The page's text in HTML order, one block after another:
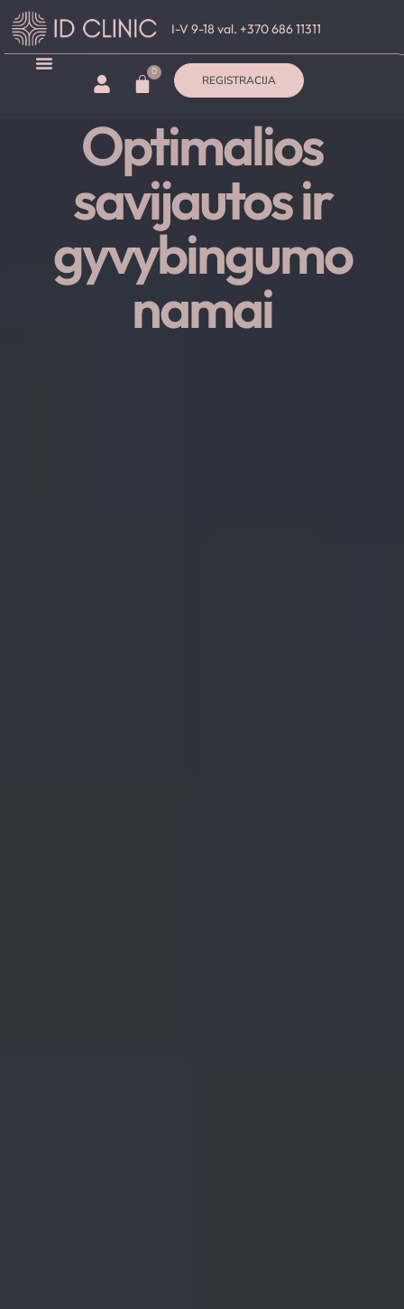
I-V 9-18 val. +370 686 11311
REGISTRACIJA
0
Optimalios
savijautos ir
gyvybingumo
namai